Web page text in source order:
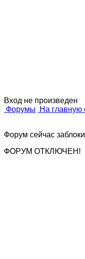
Вход не произведен
Форумы
На главную
Форум сейчас
ФОРУМ ОТКЛЮЧЕН!